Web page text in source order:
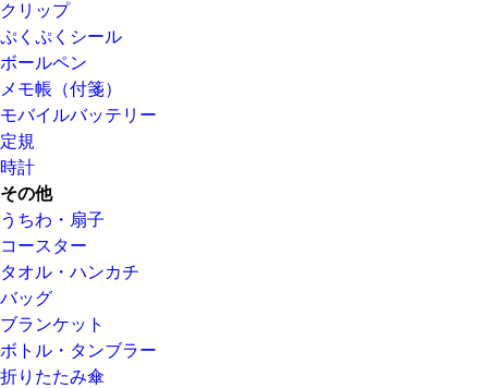
クリップ
ぷくぷくシール
ボールペン
メモ帳（付箋）
モバイルバッテリー
定規
時計
その他
うちわ・扇子
コースター
タオル・ハンカチ
バッグ
ブランケット
ボトル・タンブラー
折りたたみ傘